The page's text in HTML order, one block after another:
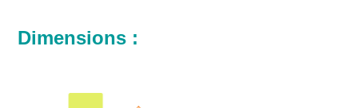
Dimensions :